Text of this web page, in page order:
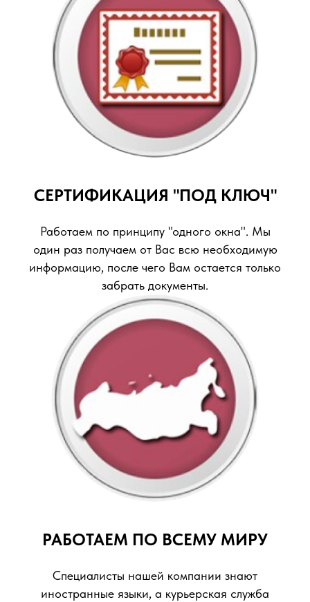
СЕРТИФИКАЦИЯ "ПОД КЛЮЧ"
Работаем по принципу "одного окна". Мы
один раз получаем от Вас всю необходимую
информацию, после чего Вам остается только
забрать документы.
РАБОТАЕМ ПО ВСЕМУ МИРУ
Специалисты нашей компании знают
иностранные языки, а курьерская служба